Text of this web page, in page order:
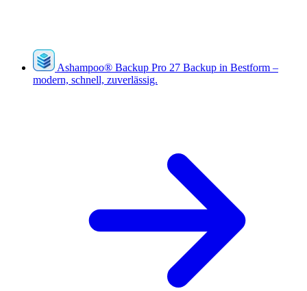
Ashampoo® Backup Pro 27 Backup in Bestform –
modern, schnell, zuverlässig.